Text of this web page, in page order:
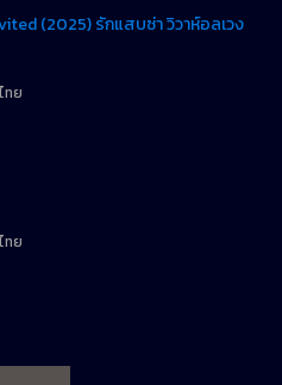
(2025) รักแสบซ่า วิวาห์อลเวง
ทย
ทย